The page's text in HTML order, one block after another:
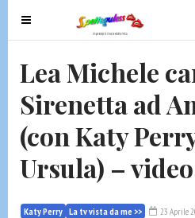
T
o
l
e
n
a
v
g
Lea Michele
Sirenetta ad
(con Katy
Ursula) – video
Katy Perry La tv vista da me >> 23 Aprile